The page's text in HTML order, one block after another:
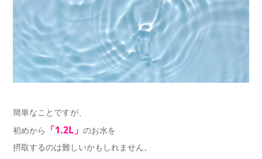
簡単なことですが、
初めから 「1.2L」 のお水を
摂取するのは難しいかもしれません。